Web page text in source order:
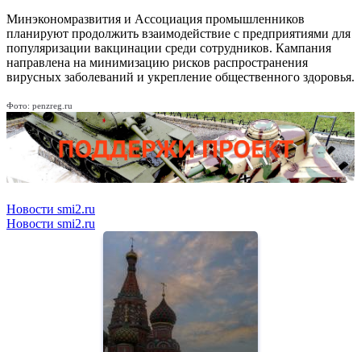
Минэкономразвития и Ассоциация промышленников
планируют продолжить взаимодействие с предприятиями для
популяризации вакцинации среди сотрудников. Кампания
направлена на минимизацию рисков распространения
вирусных заболеваний и укрепление общественного здоровья.
Фото: penzreg.ru
Новости smi2.ru
Новости smi2.ru